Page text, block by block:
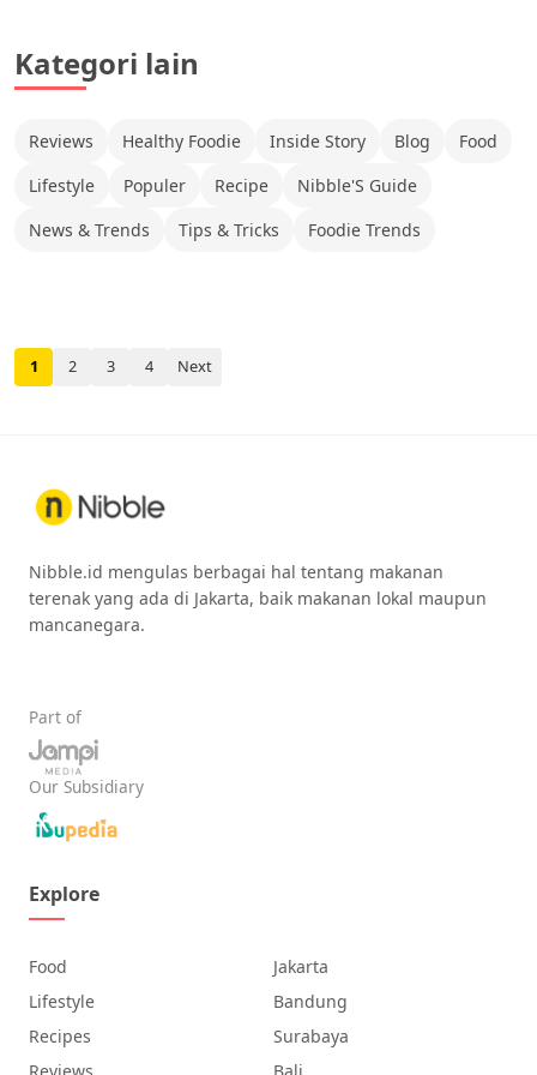
Kategori lain
Reviews Healthy Foodie Inside Story Blog
Food
Lifestyle
Populer Recipe
Nibble'S Guide
News & Trends
Tips & Tricks Foodie Trends
1 2 3 4 Next
Nibble.id mengulas berbagai hal tentang makanan
terenak yang ada di Jakarta, baik makanan lokal maupun
mancanegara.
Part of
Our Subsidiary
Explore
Food
Lifestyle
Recipes
Reviews
Jakarta
Bandung
Surabaya
Bali